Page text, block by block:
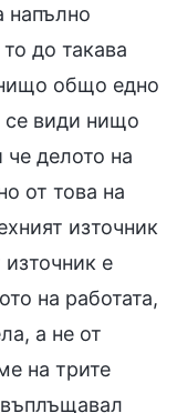
напълно
до такава
общо едно
се види нищо
че делото на
от това на
източник
е
на работата,
а не от
на трите